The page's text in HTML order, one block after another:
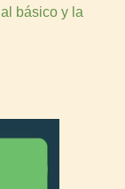
básico y la